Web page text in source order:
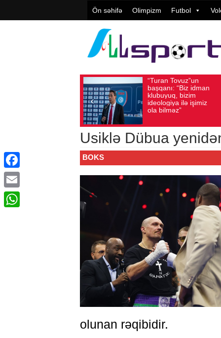
Ön səhifə Olimpizm Futbol
başqanı: “Biz idman
klubuyuq, bizim
ideologiya ilə işimiz
ola bilməz”
Baxış sayı: 219 Avqust 05, 2026
Usiklə Dübua
BOKS
olunan rəqibidir.
Facebook
Email